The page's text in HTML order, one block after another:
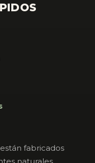
fabricados
naturales.